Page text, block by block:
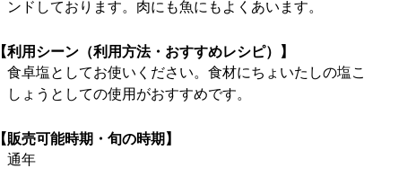
ンドしております。肉にも魚にもよくあいます。
【利用シーン（利用方法・おすすめレシピ）】
食卓塩としてお使いください。食材にちょいたしの塩こ
しょうとしての使用がおすすめです。
【販売可能時期・旬の時期】
通年